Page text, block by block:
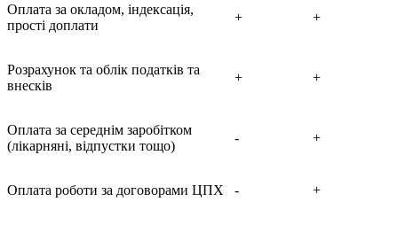
Оплата за окладом, індексація,
прості доплати
+ +
Розрахунок та облік податків та
внесків
+ +
Оплата за середнім заробітком
(лікарняні, відпустки тощо)
- +
Оплата роботи за договорами ЦПХ - +